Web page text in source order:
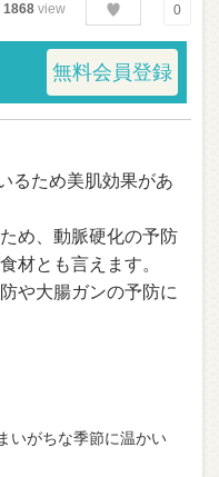
1868 view 0
無料会員登録
るため美肌効果があ
め、動脈硬化の予防
材とも言えます。
や大腸ガンの予防に
いがちな季節に温かい